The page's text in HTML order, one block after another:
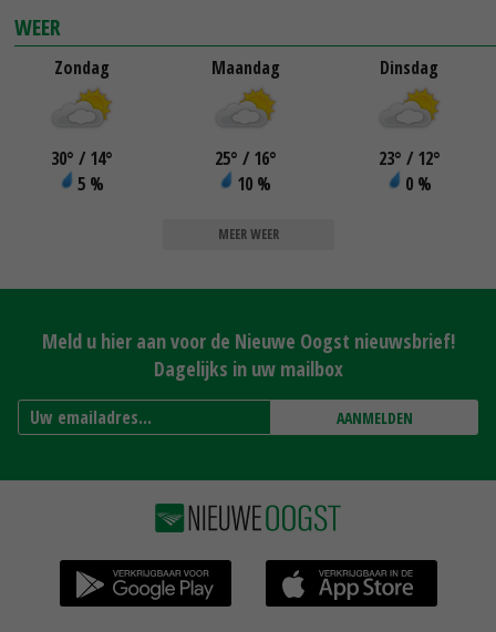
WEER
Zondag
30° / 14°
5 %
Maandag
25° / 16°
10 %
Dinsdag
23° / 12°
0 %
MEER WEER
Meld u hier aan voor de Nieuwe Oogst nieuwsbrief!
Dagelijks in uw mailbox
AANMELDEN